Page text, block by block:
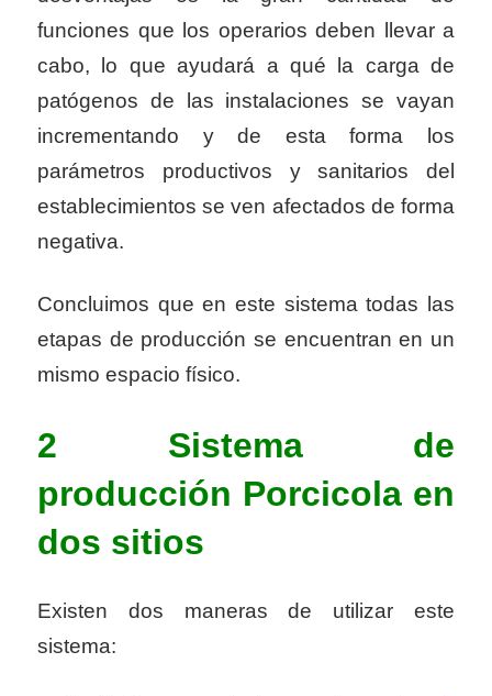
funciones que los operarios deben llevar a
cabo, lo que ayudará a qué la carga de
patógenos de las instalaciones se vayan
incrementando y de esta forma los
parámetros productivos y sanitarios del
establecimientos se ven afectados de forma
negativa.
Concluimos que en este sistema todas las
etapas de producción se encuentran en un
mismo espacio físico.
2 Sistema de
producción Porcicola en
dos sitios
Existen dos maneras de utilizar este
sistema: